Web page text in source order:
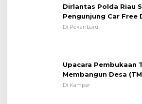
Dirlantas Polda Riau
Pengunjung Car Free
Pesan Edukasi
Di Pekanbaru
Kodim 0313/KPR
Di Kampar